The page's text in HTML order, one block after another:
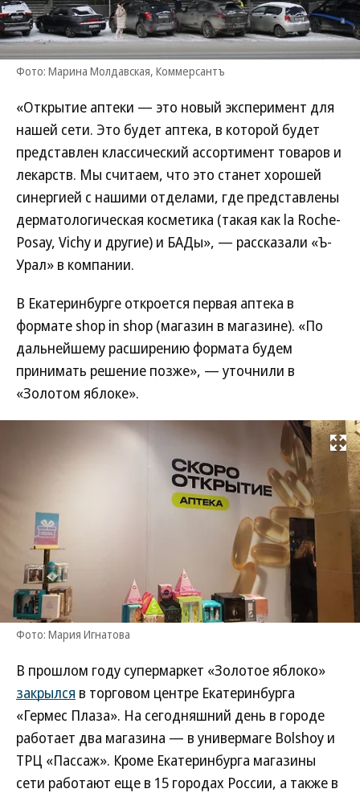
Фото: Марина Молдавская, Коммерсантъ
«Открытие аптеки — это новый эксперимент для
нашей сети. Это будет аптека, в которой будет
представлен классический ассортимент товаров и
лекарств. Мы считаем, что это станет хорошей
синергией с нашими отделами, где представлены
дерматологическая косметика (такая как la Roche-
Posay, Vichy и другие) и БАДы», — рассказали «Ъ-
Урал» в компании.
В Екатеринбурге откроется первая аптека в
формате shop in shop (магазин в магазине). «По
дальнейшему расширению формата будем
принимать решение позже», — уточнили в
«Золотом яблоке».
Развернуть
Фото: Мария Игнатова
В прошлом году супермаркет «Золотое яблоко»
закрылся в торговом центре Екатеринбурга
«Гермес Плаза». На сегодняшний день в городе
работает два магазина — в универмаге Bolshoy и
ТРЦ «Пассаж». Кроме Екатеринбурга магазины
сети работают еще в 15 городах России, а также в